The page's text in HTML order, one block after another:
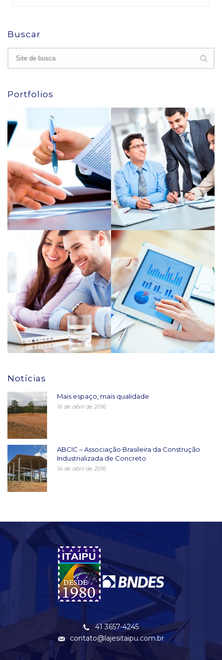
Buscar
Portfolios
Notícias
Mais espaço, mais qualidade
16 de abril de 2016
ABCIC – Associação Brasileira da Construção
Industrializada de Concreto
14 de abril de 2016
41 3657-4245
contato@lajesitaipu.com.br